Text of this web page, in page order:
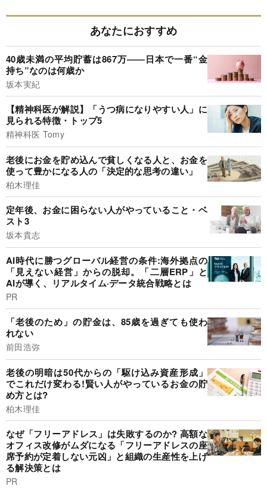
あなたにおすすめ
40歳未満の平均貯蓄は867万――日本で一番“金
持ち”なのは何歳か
坂本実紀
【精神科医が解説】「うつ病になりやすい人」に
見られる特徴・トップ5
精神科医 Tomy
老後にお金を貯め込んで貧しくなる人と、お金を
使って豊かになる人の「決定的な思考の違い」
柏木理佳
定年後、お金に困らない人がやっていること・ベ
スト3
坂本貴志
AI時代に勝つグローバル経営の条件:海外拠点の
「見えない経営」からの脱却。「二層ERP」と
AIが導く、リアルタイム·データ統合戦略とは
PR
「老後のため」の貯金は、85歳を過ぎても使わ
れない
前田浩弥
老後の明暗は50代からの「駆け込み資産形成」
でこれだけ変わる!賢い人がやっているお金の貯
め方とは?
柏木理佳
なぜ「フリーアドレス」は失敗するのか? 高額な
オフィス改修がムダになる「フリーアドレスの座
席予約が定着しない元凶」と組織の生産性を上げ
る解決策とは
PR